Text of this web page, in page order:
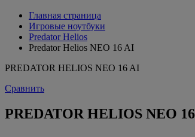
Главная страница
Игровые ноутбуки
Predator Helios
Predator Helios NEO 16 AI
PREDATOR HELIOS NEO 16 AI
Сравнить
PREDATOR HELIOS NEO